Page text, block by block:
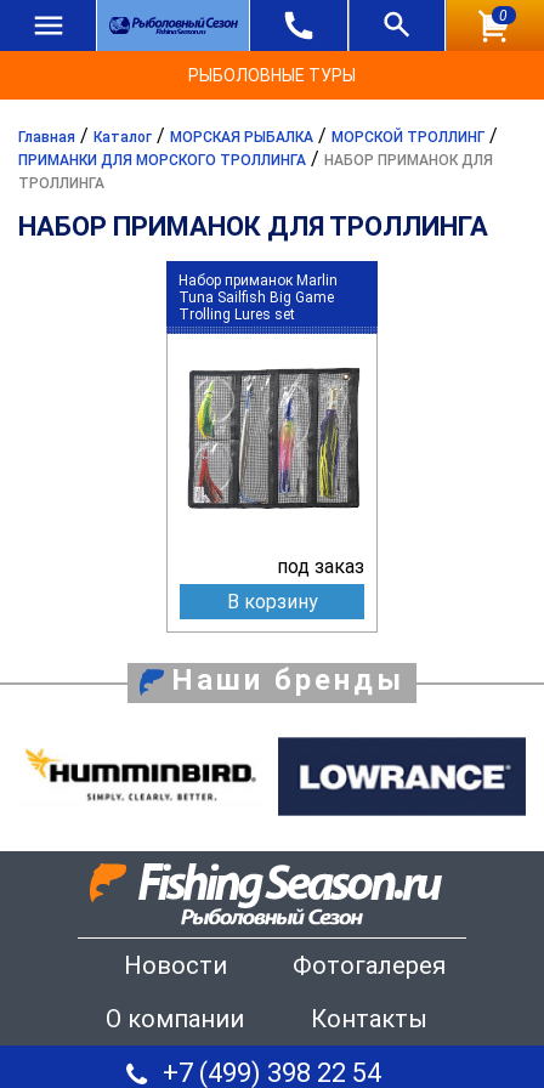
0
РЫБОЛОВНЫЕ ТУРЫ
Главная / Каталог / МОРСКАЯ РЫБАЛКА / МОРСКОЙ ТРОЛЛИНГ /
ПРИМАНКИ ДЛЯ МОРСКОГО ТРОЛЛИНГА / НАБОР ПРИМАНОК ДЛЯ
ТРОЛЛИНГА
НАБОР ПРИМАНОК ДЛЯ ТРОЛЛИНГА
Набор приманок Marlin
Tuna Sailfish Big Game
Trolling Lures set
под заказ
В корзину
Наши бренды
Новости
Фотогалерея
О компании
Контакты
+7 (499) 398 22 54